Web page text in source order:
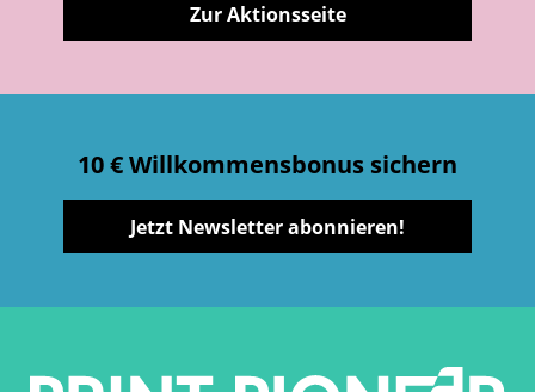
Zur Aktionsseite
10 € Willkommensbonus sichern
Jetzt Newsletter abonnieren!